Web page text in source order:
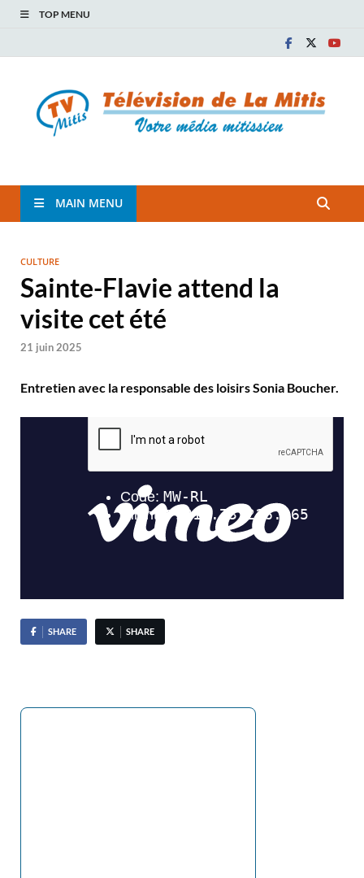
TOP MENU
TVM
MAIN MENU
CULTURE
Sainte-Flavie attend la
visite cet été
21 juin 2025
Entretien avec la responsable des loisirs Sonia Boucher.
SHARE SHARE